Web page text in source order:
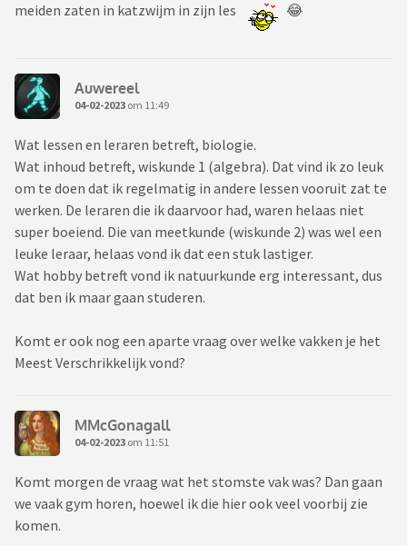
meiden zaten in katzwijm in zijn les
😂
Auwereel
04-02-2023 om 11:49
Wat lessen en leraren betreft, biologie.
Wat inhoud betreft, wiskunde 1 (algebra). Dat vind ik zo leuk
om te doen dat ik regelmatig in andere lessen vooruit zat te
werken. De leraren die ik daarvoor had, waren helaas niet
super boeiend. Die van meetkunde (wiskunde 2) was wel een
leuke leraar, helaas vond ik dat een stuk lastiger.
Wat hobby betreft vond ik natuurkunde erg interessant, dus
dat ben ik maar gaan studeren.
Komt er ook nog een aparte vraag over welke vakken je het
Meest Verschrikkelijk vond?
MMcGonagall
04-02-2023 om 11:51
Komt morgen de vraag wat het stomste vak was? Dan gaan
we vaak gym horen, hoewel ik die hier ook veel voorbij zie
komen.